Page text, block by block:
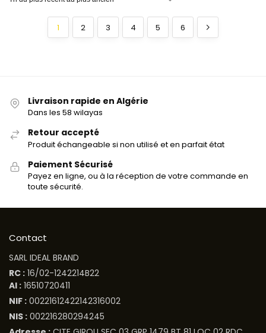
1 2 3 4 5 6
Livraison rapide en Algérie
Dans les 58 wilayas
Retour accepté
Produit échangeable si non utilisé et en parfait état
Paiement Sécurisé
Payez en ligne, ou à la réception de votre commande en
toute sécurité.
Contact
SARL IDEAL BRAND
RC : 16/02-1242214B22
AI : 16510720411
NIF : 00221612422142316002
NIS : 002216280294245